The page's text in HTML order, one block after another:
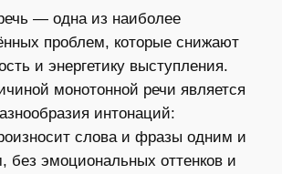
— одна из наиболее
проблем, которые снижают
и энергетику выступления.
монотонной речи является
интонаций:
слова и фразы одним и
без эмоциональных оттенков и